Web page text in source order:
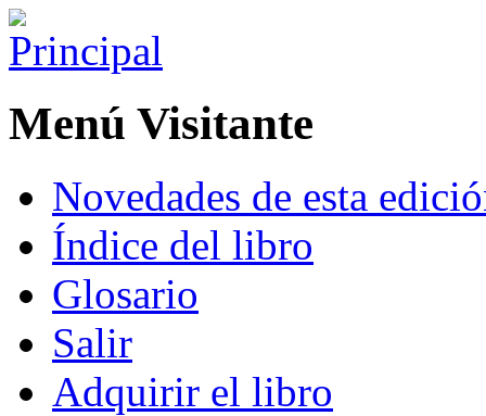
Menú Visitante
Novedades de esta
Índice del libro
Glosario
Salir
Adquirir el libro